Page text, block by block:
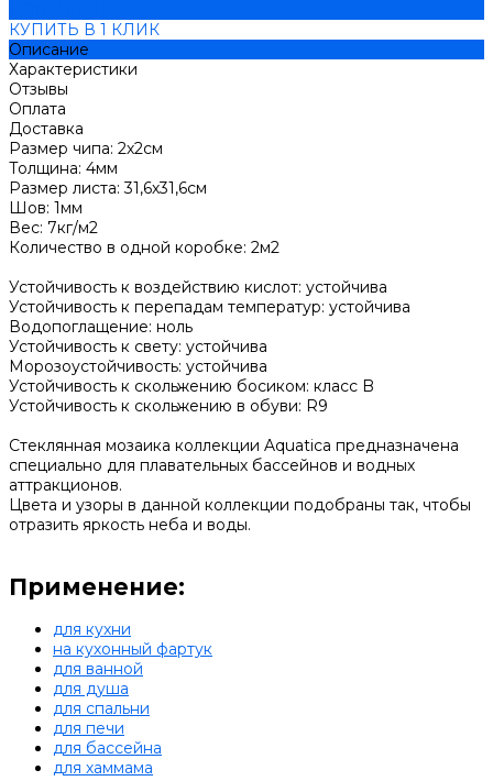
КУПИТЬ В 1 КЛИК
Описание
Характеристики
Отзывы
Оплата
Доставка
Размер чипа: 2х2см
Толщина: 4мм
Размер листа: 31,6х31,6см
Шов: 1мм
Вес: 7кг/м2
Количество в одной коробке: 2м2
Устойчивость к воздействию кислот: устойчива
Устойчивость к перепадам температур: устойчива
Водопоглащение: ноль
Устойчивость к свету: устойчива
Морозоустойчивость: устойчива
Устойчивость к скольжению босиком: класс B
Устойчивость к скольжению в обуви: R9
Стеклянная мозаика коллекции Aquatica предназначена
специально для плавательных бассейнов и водных
аттракционов.
Цвета и узоры в данной коллекции подобраны так, чтобы
отразить яркость неба и воды.
Применение:
для кухни
на кухонный фартук
для ванной
для душа
для спальни
для печи
для бассейна
для хаммама